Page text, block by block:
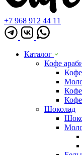
+7 968 912 44 11
Каталог
Кофе
Шоколад